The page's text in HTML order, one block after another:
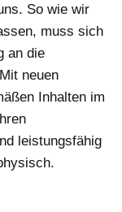
So wie wir
muss sich
an die
neuen
Inhalten im
leistungsfähig